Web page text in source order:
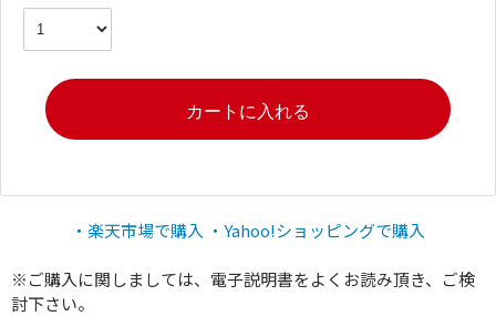
・楽天市場で購入 ・Yahoo!ショッピングで購入
※ご購入に関しましては、電子説明書をよくお読み頂き、ご検
討下さい。